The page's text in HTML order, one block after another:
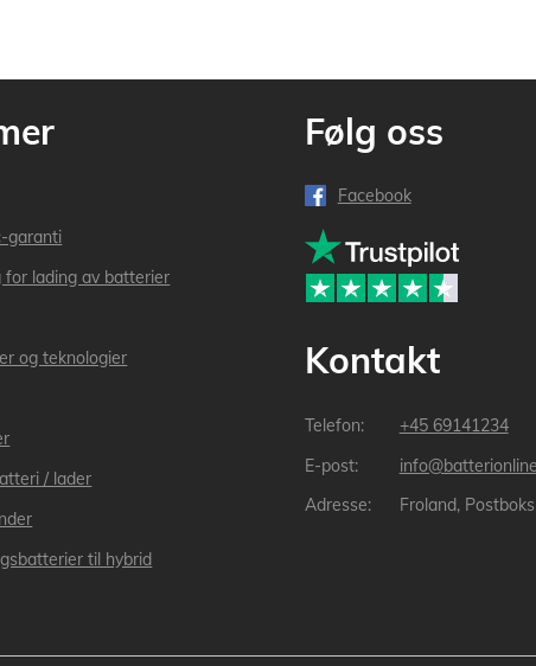
garanti
for lading av batterier
og teknologier
/ lader
til hybrid
Følg oss
Facebook
Kontakt
+45 69141234
Froland,